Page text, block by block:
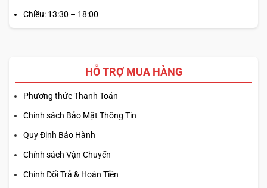
Chiều: 13:30 – 18:00
HỖ TRỢ MUA HÀNG
Phương thức Thanh Toán
Chính sách Bảo Mật Thông Tin
Quy Định Bảo Hành
Chính sách Vận Chuyển
Chính Đổi Trả & Hoàn Tiền